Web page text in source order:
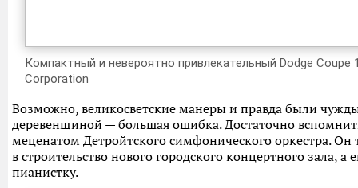
Компактный и невероятно привлекательный Dodge
Corporation
Возможно, великосветские манеры и правда были
деревенщиной — большая ошибка. Достаточно
меценатом Детройтского симфонического оркестра. Он
в строительство нового городского концертного зала,
пианистку.